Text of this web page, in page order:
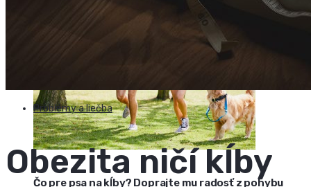
Čo pre psa na kĺby? Doprajte mu radosť z pohybu
Problémy a liečba
Obezita ničí kĺby